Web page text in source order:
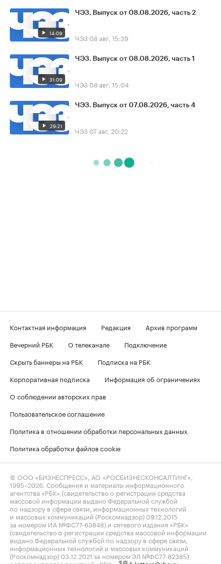
14:09
ЧЭЗ. Выпуск от 08.08.2026, часть 2
ЧЭЗ 08 авг, 15:39
31:09
ЧЭЗ. Выпуск от 08.08.2026, часть 1
ЧЭЗ 08 авг, 15:04
29:21
ЧЭЗ. Выпуск от 07.08.2026, часть 4
ЧЭЗ 07 авг, 20:22
Контактная информация Редакция
Архив программ
Вечерний РБК
О телеканале
Подключение
Скрыть баннеры на РБК
Подписка на РБК
Корпоративная подписка
Информация об ограничениях
О соблюдении авторских прав
Пользовательское соглашение
Политика в отношении обработки персональных данных
Политика обработки файлов cookie
© ООО «БИЗНЕСПРЕСС», АО «РОСБИЗНЕСКОНСАЛТИНГ»,
1995–2026 . Сообщения и материалы информационного
агентства «РБК» (свидетельство о регистрации средства
массовой информации выдано Федеральной службой
по надзору в сфере связи, информационных технологий
и массовых коммуникаций (Роскомнадзор) 09.12.2015
за номером ИА №ФС77-63848) и сетевого издания «РБК»
(свидетельство о регистрации средства массовой информации
выдано Федеральной службой по надзору в сфере связи,
информационных технологий и массовых коммуникаций
(Роскомнадзор) 03.12.2021 за номером ЭЛ №ФС77-82385)